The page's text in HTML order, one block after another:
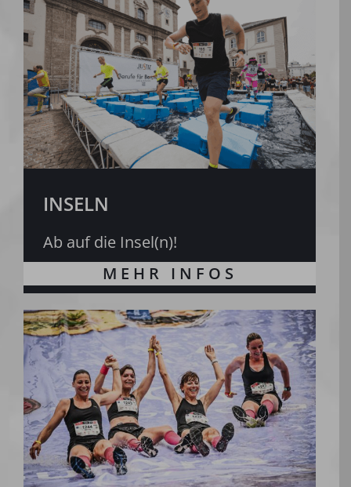
INSELN
Ab auf die Insel(n)!